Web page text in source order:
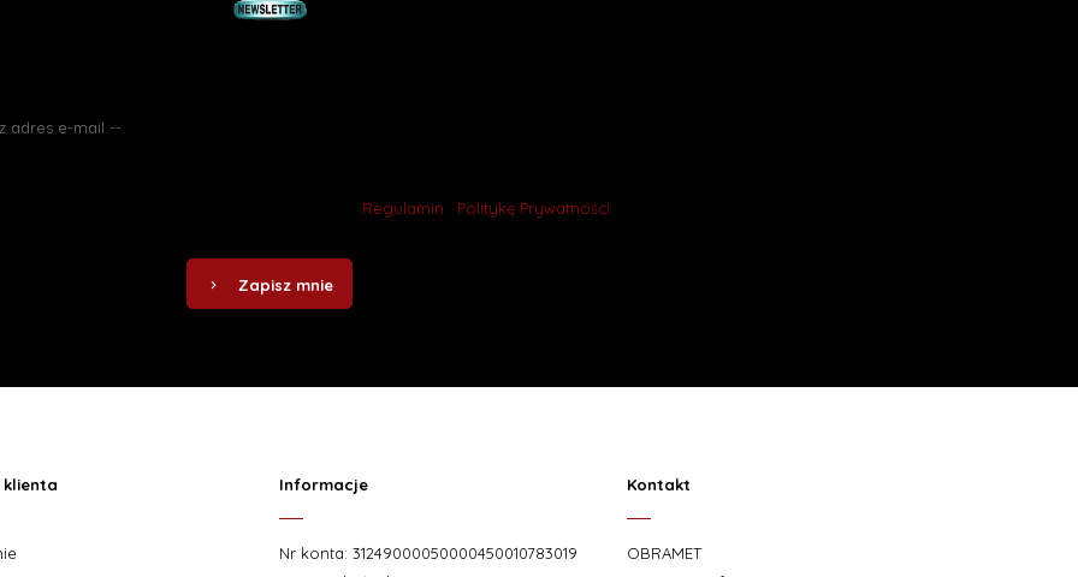
Regulamin Politykę Prywatności
Zapisz mnie
klienta Informacje
Nr konta: 31249000050000450010783019
Kontakt
OBRAMET